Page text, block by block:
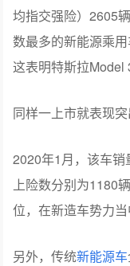
均指交强险）2605
数最多的新能源乘
这表明特斯拉Model
同样一上市就表现
2020年1月，该车
上险数分别为1180
位，在新造车势力当
另外，传统新能源车